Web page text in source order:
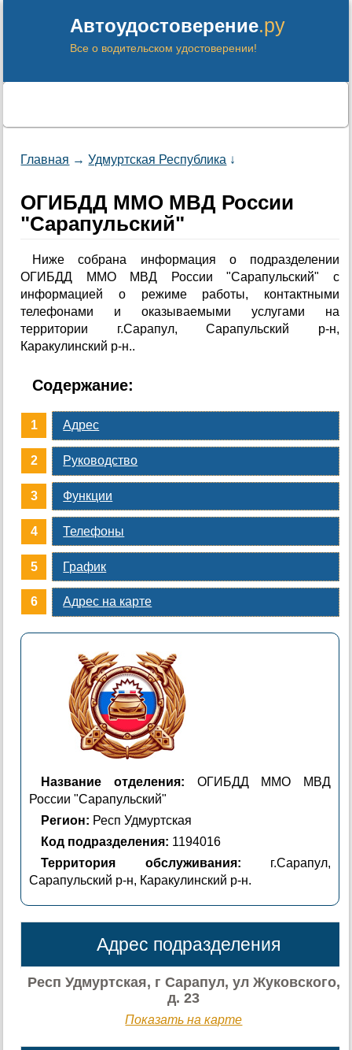
Автоудостоверение.ру
Все о водительском удостоверении!
Главная →Удмуртская Республика ↓
ОГИБДД ММО МВД России
"Сарапульский"
Ниже собрана информация о подразделении
ОГИБДД ММО МВД России "Сарапульский" с
информацией о режиме работы, контактными
телефонами и оказываемыми услугами на
территории г.Сарапул, Сарапульский р-н,
Каракулинский р-н..
Содержание:
Адрес
Руководство
Функции
Телефоны
График
Адрес на карте
Название отделения: ОГИБДД ММО МВД
России "Сарапульский"
Регион: Респ Удмуртская
Код подразделения: 1194016
Территория обслуживания: г.Сарапул,
Сарапульский р-н, Каракулинский р-н.
Адрес подразделения
Респ Удмуртская, г Сарапул, ул Жуковского,
д. 23
Показать на карте